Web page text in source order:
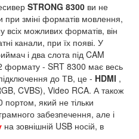
STRONG 8300 ви не
при зміні форматів мовлення,
всіх можливих форматів, він
канали, при їх появі. У
і два слота під CAM
формату - SRT 8300 має весь
до ТВ, це - HDMI ,
CVBS), Video RCA. А також
який не тільки
забезпечення, але і
на зовнішній USB носій, в